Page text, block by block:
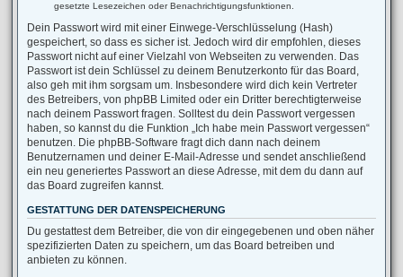
gesetzte Lesezeichen oder Benachrichtigungsfunktionen.
Dein Passwort wird mit einer Einwege-Verschlüsselung (Hash)
gespeichert, so dass es sicher ist. Jedoch wird dir empfohlen, dieses
Passwort nicht auf einer Vielzahl von Webseiten zu verwenden. Das
Passwort ist dein Schlüssel zu deinem Benutzerkonto für das Board,
also geh mit ihm sorgsam um. Insbesondere wird dich kein Vertreter
des Betreibers, von phpBB Limited oder ein Dritter berechtigterweise
nach deinem Passwort fragen. Solltest du dein Passwort vergessen
haben, so kannst du die Funktion „Ich habe mein Passwort vergessen“
benutzen. Die phpBB-Software fragt dich dann nach deinem
Benutzernamen und deiner E-Mail-Adresse und sendet anschließend
ein neu generiertes Passwort an diese Adresse, mit dem du dann auf
das Board zugreifen kannst.
GESTATTUNG DER DATENSPEICHERUNG
Du gestattest dem Betreiber, die von dir eingegebenen und oben näher
spezifizierten Daten zu speichern, um das Board betreiben und
anbieten zu können.